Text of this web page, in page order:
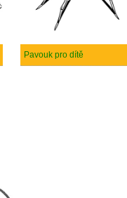
Pavouk pro dítě